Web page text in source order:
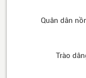
Quân dân
Trào